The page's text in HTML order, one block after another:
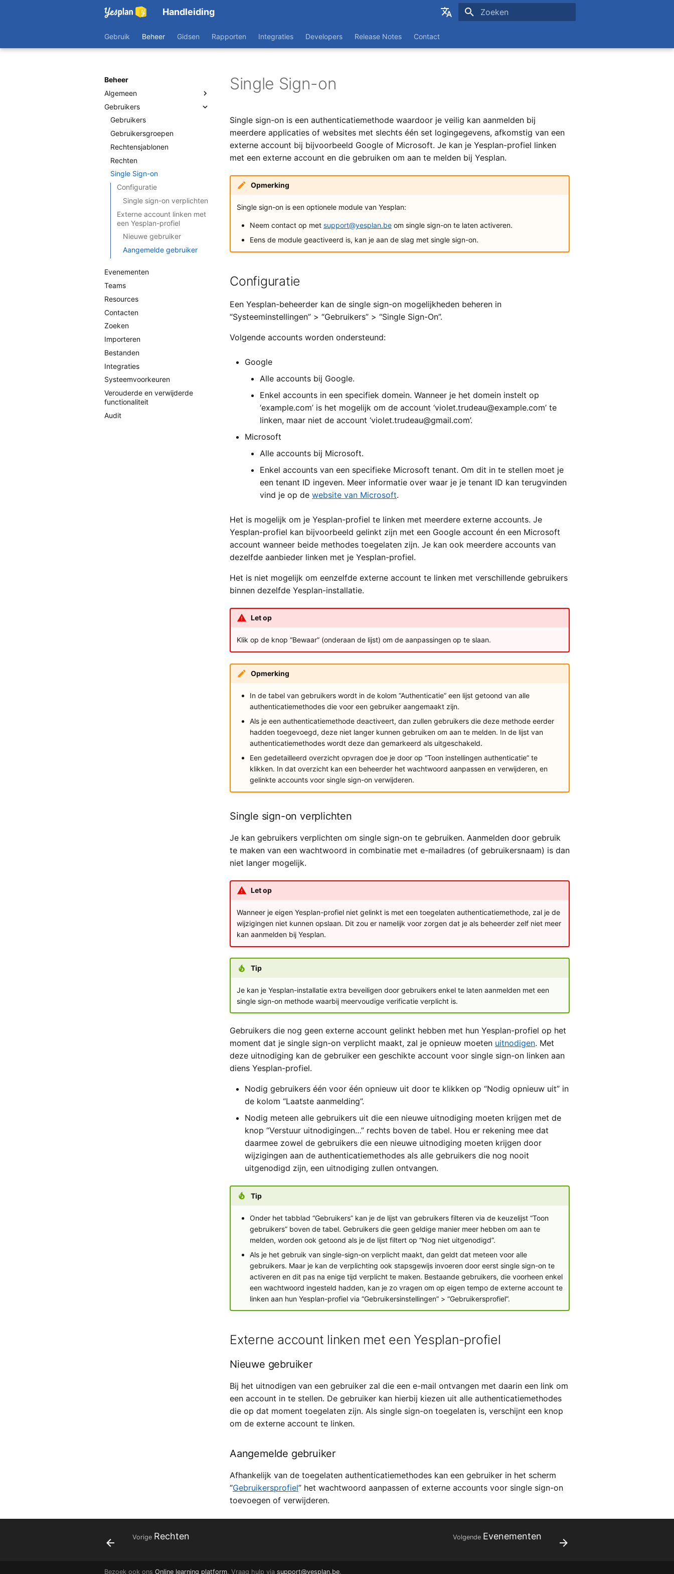
Handleiding
English
Gebruik Beheer Gidsen Rapporten Integraties Developers Release Notes Contact
Beheer
Algemeen
Custom data
Tabbladen
Labels en beschrijvingen
Gebruikers
Gebruikers
Gebruikersgroepen
Rechtensjablonen
Rechten
Single Sign-on
Configuratie
Single sign-on verplichten
Externe account linken met
een Yesplan-profiel
Nieuwe gebruiker
Aangemelde gebruiker
Evenementen
Teams
Resources
Contacten
Zoeken
Importeren
Bestanden
Integraties
Systeemvoorkeuren
Verouderde en verwijderde
functionaliteit
Audit
Single Sign-on
Single sign-on is een authenticatiemethode waardoor je veilig kan aanmelden bij
meerdere applicaties of websites met slechts één set logingegevens, afkomstig van een
externe account bij bijvoorbeeld Google of Microsoft. Je kan je Yesplan-profiel linken
met een externe account en die gebruiken om aan te melden bij Yesplan.
Opmerking
Single sign-on is een optionele module van Yesplan:
Neem contact op met support@yesplan.beom single sign-on te laten activeren.
Eens de module geactiveerd is, kan je aan de slag met single sign-on.
Configuratie
Een Yesplan-beheerder kan de single sign-on mogelijkheden beheren in
“Systeeminstellingen” > “Gebruikers” > “Single Sign-On”.
Volgende accounts worden ondersteund:
Google
Alle accounts bij Google.
Enkel accounts in een specifiek domein. Wanneer je het domein instelt op
‘example.com’ is het mogelijk om de account ‘violet.trudeau@example.com’ te
linken, maar niet de account ‘violet.trudeau@gmail.com’.
Microsoft
Alle accounts bij Microsoft.
Enkel accounts van een specifieke Microsoft tenant. Om dit in te stellen moet je
een tenant ID ingeven. Meer informatie over waar je je tenant ID kan terugvinden
vind je op de website van Microsoft.
Het is mogelijk om je Yesplan-profiel te linken met meerdere externe accounts. Je
Yesplan-profiel kan bijvoorbeeld gelinkt zijn met een Google account én een Microsoft
account wanneer beide methodes toegelaten zijn. Je kan ook meerdere accounts van
dezelfde aanbieder linken met je Yesplan-profiel.
Het is niet mogelijk om eenzelfde externe account te linken met verschillende gebruikers
binnen dezelfde Yesplan-installatie.
Let op
Klik op de knop “Bewaar” (onderaan de lijst) om de aanpassingen op te slaan.
Opmerking
In de tabel van gebruikers wordt in de kolom “Authenticatie” een lijst getoond van alle
authenticatiemethodes die voor een gebruiker aangemaakt zijn.
Als je een authenticatiemethode deactiveert, dan zullen gebruikers die deze methode eerder
hadden toegevoegd, deze niet langer kunnen gebruiken om aan te melden. In de lijst van
authenticatiemethodes wordt deze dan gemarkeerd als uitgeschakeld.
Een gedetailleerd overzicht opvragen doe je door op “Toon instellingen authenticatie” te
klikken. In dat overzicht kan een beheerder het wachtwoord aanpassen en verwijderen, en
gelinkte accounts voor single sign-on verwijderen.
Single sign-on verplichten
Je kan gebruikers verplichten om single sign-on te gebruiken. Aanmelden door gebruik
te maken van een wachtwoord in combinatie met e-mailadres (of gebruikersnaam) is dan
niet langer mogelijk.
Let op
Wanneer je eigen Yesplan-profiel niet gelinkt is met een toegelaten authenticatiemethode, zal je de
wijzigingen niet kunnen opslaan. Dit zou er namelijk voor zorgen dat je als beheerder zelf niet meer
kan aanmelden bij Yesplan.
Tip
Je kan je Yesplan-installatie extra beveiligen door gebruikers enkel te laten aanmelden met een
single sign-on methode waarbij meervoudige verificatie verplicht is.
Gebruikers die nog geen externe account gelinkt hebben met hun Yesplan-profiel op het
moment dat je single sign-on verplicht maakt, zal je opnieuw moeten uitnodigen. Met
deze uitnodiging kan de gebruiker een geschikte account voor single sign-on linken aan
diens Yesplan-profiel.
Nodig gebruikers één voor één opnieuw uit door te klikken op “Nodig opnieuw uit” in
de kolom “Laatste aanmelding”.
Nodig meteen alle gebruikers uit die een nieuwe uitnodiging moeten krijgen met de
knop “Verstuur uitnodigingen…” rechts boven de tabel. Hou er rekening mee dat
daarmee zowel de gebruikers die een nieuwe uitnodiging moeten krijgen door
wijzigingen aan de authenticatiemethodes als alle gebruikers die nog nooit
uitgenodigd zijn, een uitnodiging zullen ontvangen.
Tip
Onder het tabblad “Gebruikers” kan je de lijst van gebruikers filteren via de keuzelijst “Toon
gebruikers” boven de tabel. Gebruikers die geen geldige manier meer hebben om aan te
melden, worden ook getoond als je de lijst filtert op “Nog niet uitgenodigd”.
Als je het gebruik van single-sign-on verplicht maakt, dan geldt dat meteen voor alle
gebruikers. Maar je kan de verplichting ook stapsgewijs invoeren door eerst single sign-on te
activeren en dit pas na enige tijd verplicht te maken. Bestaande gebruikers, die voorheen enkel
een wachtwoord ingesteld hadden, kan je zo vragen om op eigen tempo de externe account te
linken aan hun Yesplan-profiel via “Gebruikersinstellingen” > “Gebruikersprofiel”.
Externe account linken met een Yesplan-profiel
Nieuwe gebruiker
Bij het uitnodigen van een gebruiker zal die een e-mail ontvangen met daarin een link om
een account in te stellen. De gebruiker kan hierbij kiezen uit alle authenticatiemethodes
die op dat moment toegelaten zijn. Als single sign-on toegelaten is, verschijnt een knop
om de externe account te linken.
Aangemelde gebruiker
Afhankelijk van de toegelaten authenticatiemethodes kan een gebruiker in het scherm
“Gebruikersprofiel” het wachtwoord aanpassen of externe accounts voor single sign-on
toevoegen of verwijderen.
Vorige Rechten Volgende Evenementen
Bezoek ook ons Online learning platform. Vraag hulp via support@yesplan.be.